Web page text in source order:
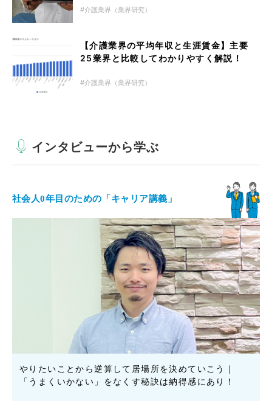
介護業界（業界研究）
【介護業界の平均年収と生涯賃金】主要
25業界と比較してわかりやすく解説！
介護業界（業界研究）
インタビューから学ぶ
社会人0年目のための「キャリア講義」
やりたいことから逆算して居場所を決めていこう｜
「うまくいかない」をなくす秘訣は納得感にあり！